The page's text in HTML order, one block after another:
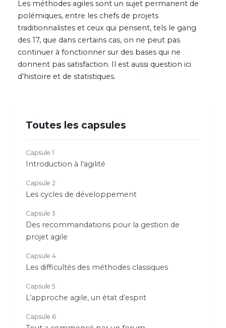
Les méthodes agiles sont un sujet permanent de
polémiques, entre les chefs de projets
traditionnalistes et ceux qui pensent, tels le gang
des 17, que dans certains cas, on ne peut pas
continuer à fonctionner sur des bases qui ne
donnent pas satisfaction. Il est aussi question ici
d’histoire et de statistiques.
Toutes les capsules
Capsule 1
Introduction à l'agilité
Capsule 2
Les cycles de développement
Capsule 3
Des recommandations pour la gestion de
projet agile
Capsule 4
Les difficultés des méthodes classiques
Capsule 5
L’approche agile, un état d’esprit
Capsule 6